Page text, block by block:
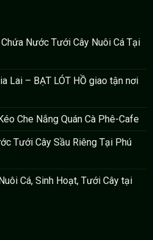
Nước Tưới Cây Nuôi Cá Tại
Lai – BẠT LÓT HỒ giao tận nơi
Che Nắng Quán Cà Phê-Cafe
Tưới Cây Sầu Riêng Tại Phú
Cá, Sinh Hoạt, Tưới Cây tại